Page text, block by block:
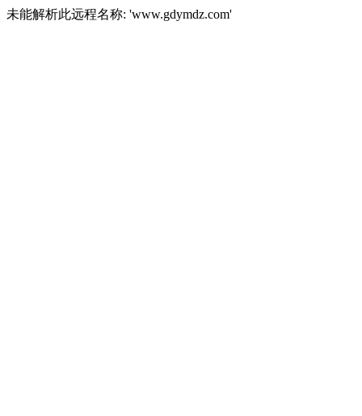
未能解析此远程名称: 'www.gdymdz.com'